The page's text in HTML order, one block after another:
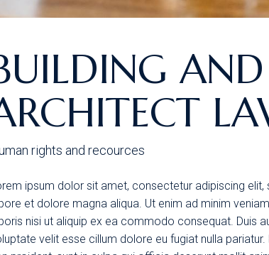
AND
rights and recources
ipsum dolor sit amet, consectetur adipiscing
et dolore magna aliqua. Ut enim ad minim
nisi ut aliquip ex ea commodo consequat. Duis
velit esse cillum dolore eu fugiat nulla